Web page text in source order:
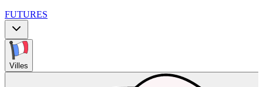
FUTURES
Villes